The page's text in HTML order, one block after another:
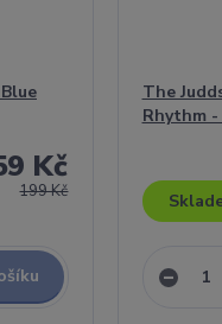
199 Kč
Kč
The
Rhythm